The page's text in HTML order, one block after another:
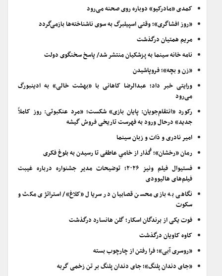
کمدی «مادرکیو» دوباره روی صحنه می‌رود
«روز افشاگری»؛ وقتی اسپیلبرگ به سوی ناشناخته‌ها بازمی‌گردد
مریم همتیان درگذشت
نامه خانه سینما به پزشکیان منتشر شد/ پاسخ سخنگوی دولت
«زن و بچه»؛ فروپاشیدن
ورایتی خبر داد؛ عبدالرضا کاهانی با «بهشت خالی» به ادینبورگ
می‌رود
رکورد «انتقام‌جویان: پایان بازی» شکست؛ «مرد عنکبوتی: روز کاملاً
جدید» درحال ورود به فهرست تاریخی فروش گیشه
امیر نادری و ذات و زبان سینما
رمان «رخشان»؛ گُذار از خامیِ عاطفی تا رسیدن به بلوغ فکری
فستیوال فیلم ونیز ۲۰۲۶؛ توضیحات مدیر جشنواره درباره غیبت
فیلم‌های هالیوودی
نگاهی به بازی محسن قصابیان در سریال «کلاغ»/ استراتژی مکث و
سکوت
فوت یکی از برندگان اسکار؛ گلن هانسارد درگذشت
کاوه کاویان درگذشت
«روسری آبی»؛ فرا رفتن از چارچوب بسته
«جای دندان پلنگ»؛ جای دندان پلنگ بر تن زخمی گربه